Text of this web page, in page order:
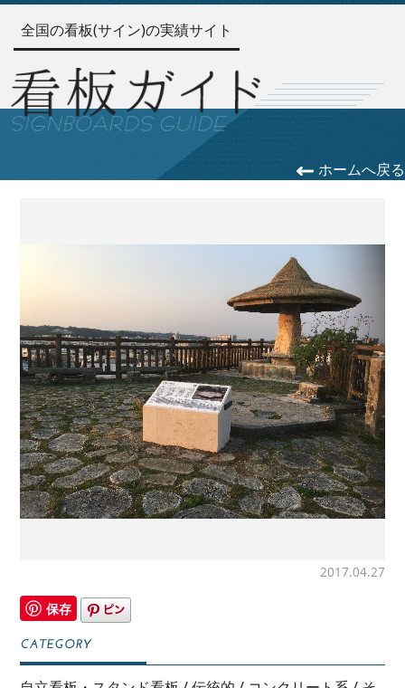
全国の看板(サイン)の実績サイト
ホームへ戻る
2017.04.27
保存